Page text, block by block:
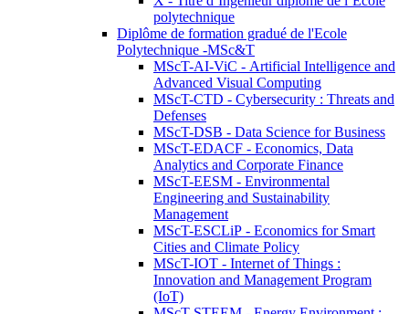
polytechnique
Diplôme de formation gradué de l'Ecole
Polytechnique -MSc&T
MScT-AI-ViC - Artificial Intelligence and
Advanced Visual Computing
MScT-CTD - Cybersecurity : Threats and
Defenses
MScT-DSB - Data Science for Business
MScT-EDACF - Economics, Data
Analytics and Corporate Finance
MScT-EESM - Environmental
Engineering and Sustainability
Management
MScT-ESCLiP - Economics for Smart
Cities and Climate Policy
MScT-IOT - Internet of Things :
Innovation and Management Program
(IoT)